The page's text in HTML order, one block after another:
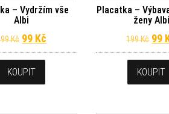
– Vydržím vše
Albi
Kč Původní cena byla: 199 Kč.
99 Kč Aktuální cena je: 99 Kč.
KOUPIT
Placatka –
ženy Albi
199Kč 99
KOUPIT